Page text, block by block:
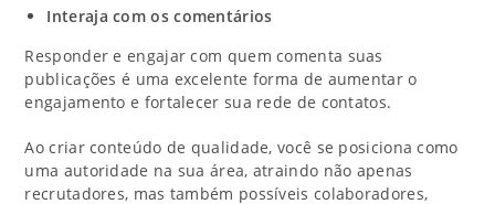
Interaja com os comentários
Responder e engajar com quem comenta suas
publicações é uma excelente forma de aumentar o
engajamento e fortalecer sua rede de contatos.
Ao criar conteúdo de qualidade, você se posiciona como
uma autoridade na sua área, atraindo não apenas
recrutadores, mas também possíveis colaboradores,